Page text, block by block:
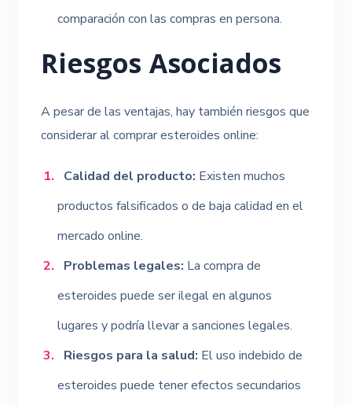
comparación con las compras en persona.
Riesgos Asociados
A pesar de las ventajas, hay también riesgos que
considerar al comprar esteroides online:
Calidad del producto: Existen muchos
productos falsificados o de baja calidad en el
mercado online.
Problemas legales: La compra de
esteroides puede ser ilegal en algunos
lugares y podría llevar a sanciones legales.
Riesgos para la salud: El uso indebido de
esteroides puede tener efectos secundarios